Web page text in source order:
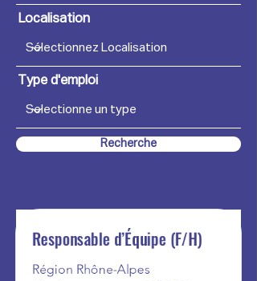
Nombre de job trouvé
8
Localisation
Type d'emploi
Recherche
Responsable d’Équipe (F/H)
Région Rhône-Alpes